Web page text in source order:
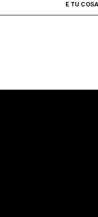
E TU